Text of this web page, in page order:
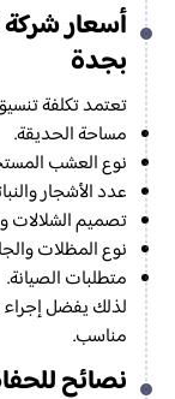
أسعار
بجدة
تعتمد تكلفة
مساحة الحديقة.
نوع العشب
عدد الأشجار
تصميم الشلالات
نوع المظلات
متطلبات الصيانة.
لذلك يفضل
مناسب.
نصائح